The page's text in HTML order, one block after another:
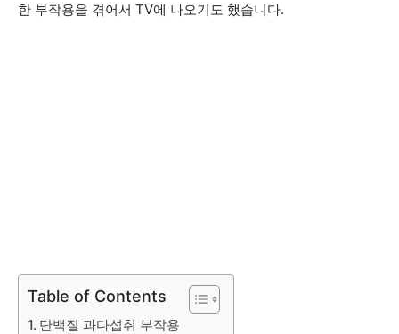
한 부작용을 겪어서 TV에 나오기도 했습니다.
Table of Contents
단백질 과다섭취 부작용